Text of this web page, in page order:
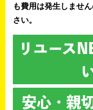
も費用は発生しませ
さい。
リユース
安心・親